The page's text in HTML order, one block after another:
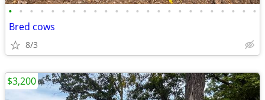
• • • • • • • • • • • • • • • • • • • • • • • •
Bred cows
8/3
$3,200